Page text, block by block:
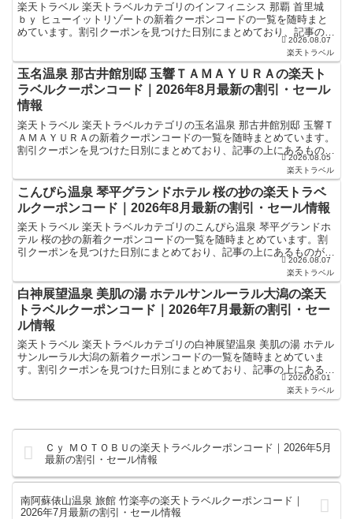
楽天トラベル 楽天トラベルカテゴリのインフィニシス 那覇 首里城
ｂｙ ヒューイットリゾートの新着クーポンコードの一覧を随時まと
めています。割引クーポンを見つけた日別にまとめており、記事の上
にあるものが最新の割引クーポンになります。ホテル・...
2026.08.07
楽天トラベル
玉名温泉 那古井館別邸 玉響ＴＡＭＡＹＵＲＡの楽天ト
ラベルクーポンコード｜2026年8月最新の割引・セール
情報
楽天トラベル 楽天トラベルカテゴリの玉名温泉 那古井館別邸 玉響Ｔ
ＡＭＡＹＵＲＡの新着クーポンコードの一覧を随時まとめています。
割引クーポンを見つけた日別にまとめており、記事の上にあるものが
最新の割引クーポンになります。ホテル・旅館宿泊の予... 2026.08.05
楽天トラベル
こんぴら温泉 琴平グランドホテル 桜の抄の楽天トラベ
ルクーポンコード｜2026年8月最新の割引・セール情報
楽天トラベル 楽天トラベルカテゴリのこんぴら温泉 琴平グランドホ
テル 桜の抄の新着クーポンコードの一覧を随時まとめています。割
引クーポンを見つけた日別にまとめており、記事の上にあるものが最
新の割引クーポンになります。ホテル・旅館宿泊の予約な...2026.08.07
楽天トラベル
白神展望温泉 美肌の湯 ホテルサンルーラル大潟の楽天
トラベルクーポンコード｜2026年7月最新の割引・セー
ル情報
楽天トラベル 楽天トラベルカテゴリの白神展望温泉 美肌の湯 ホテル
サンルーラル大潟の新着クーポンコードの一覧を随時まとめていま
す。割引クーポンを見つけた日別にまとめており、記事の上にあるも
のが最新の割引クーポンになります。ホテル・旅館宿泊の...2026.08.01
楽天トラベル
Ｃｙ ＭＯＴＯＢＵの楽天トラベルクーポンコード｜2026年5月
最新の割引・セール情報
南阿蘇俵山温泉 旅館 竹楽亭の楽天トラベルクーポンコード｜
2026年7月最新の割引・セール情報